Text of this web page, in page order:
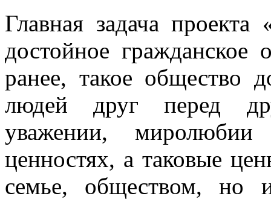
Главная задача
достойное гражданское
ранее, такое общество
людей друг перед
уважении,
ценностях, а таковые
семье, обществом, но